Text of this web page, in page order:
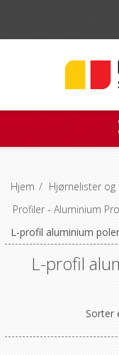
Hjem / Hjørnelister
Profiler - Aluminium
L-profil aluminium
L-profil
Sorter